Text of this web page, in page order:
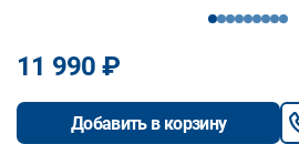
123456789
11 990 ₽
Добавить в корзину